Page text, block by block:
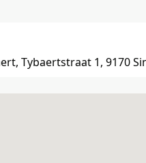
Tybaertstraat 1, 9170